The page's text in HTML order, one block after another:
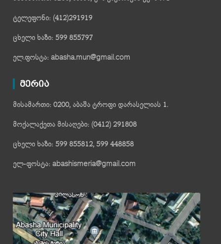
ტელეფონი: (412)291919
ცხელი ხაზი: 599 855797
ელ.ფოსტა: abasha.mun@gmail.com
მერია
მისამართი: 0200, აბაშა ტროფი დარასელიას 1.
მოქალაქეთა მისაღები: (0412) 291808
ცხელი ხაზი: 599 855812, 599 448858
ელ-ფოსტა: abashismeria@gmail.com